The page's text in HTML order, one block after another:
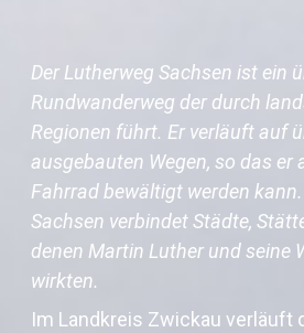
Der Lutherweg Sachsen ist ein
Rundwanderweg der durch
Regionen führt. Er verläuft auf
ausgebauten Wegen, so das er
Fahrrad bewältigt werden
Sachsen verbindet Städte,
denen Martin Luther und seine
wirkten.
Im Landkreis Zwickau verläuft